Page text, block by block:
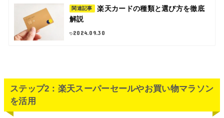
関連記事
楽天カードの種類と選び方を徹底
解説
2024.09.30
ステップ2：楽天スーパーセールやお買い物マラソン
を活用